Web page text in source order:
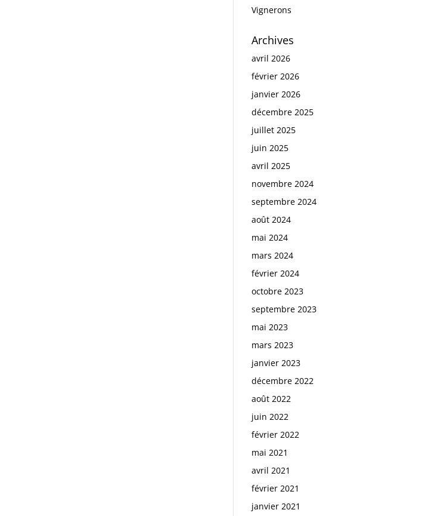
Vignerons
Archives
avril 2026
février 2026
janvier 2026
décembre 2025
juillet 2025
juin 2025
avril 2025
novembre 2024
septembre 2024
août 2024
mai 2024
mars 2024
février 2024
octobre 2023
septembre 2023
mai 2023
mars 2023
janvier 2023
décembre 2022
août 2022
juin 2022
février 2022
mai 2021
avril 2021
février 2021
janvier 2021